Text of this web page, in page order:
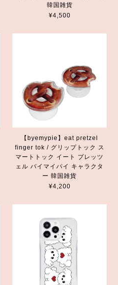
韓国雑貨
¥4,500
【byemypie】eat pretzel
finger tok / グリップトック ス
マートトック イート プレッツ
ェル バイマイパイ キャラクタ
ー 韓国雑貨
¥4,200